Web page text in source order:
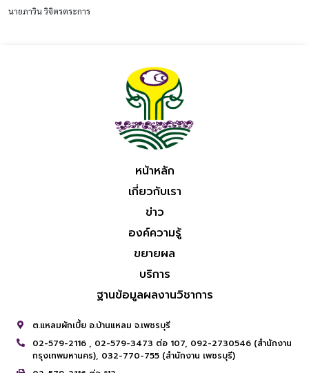
นายภาวิน วิจิตรตระการ
หน้าหลัก
เกี่ยวกับเรา
ข่าว
องค์ความรู้
ขยายผล
บริการ
ฐานข้อมูลผลงานวิชาการ
ต.แหลมผักเบี้ย อ.บ้านแหลม จ.เพชรบุรี
02-579-2116 , 02-579-3473 ต่อ 107, 092-2730546 (สำนักงาน
กรุงเทพมหานคร), 032-770-755 (สำนักงาน เพชรบุรี)